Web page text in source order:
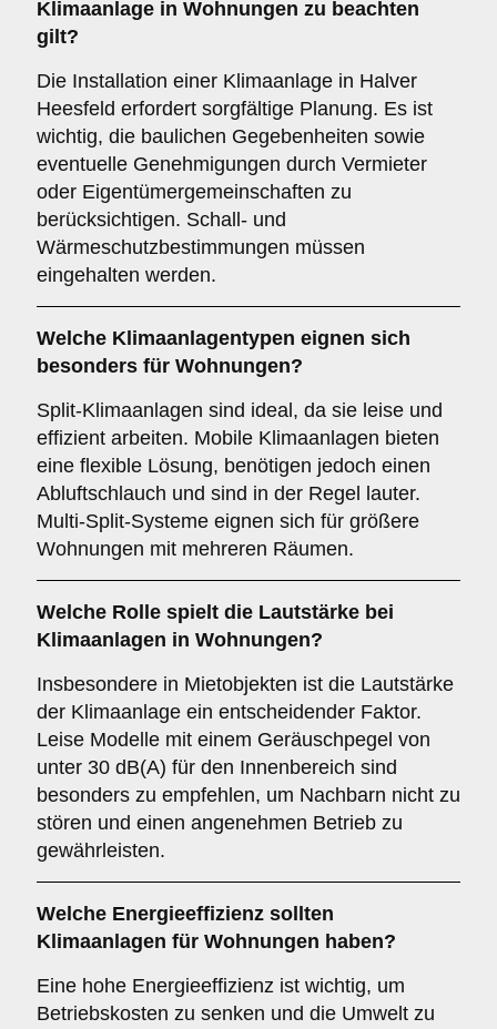
Klimaanlage in Wohnungen zu beachten
gilt?
Die Installation einer Klimaanlage in Halver
Heesfeld erfordert sorgfältige Planung. Es ist
wichtig, die baulichen Gegebenheiten sowie
eventuelle Genehmigungen durch Vermieter
oder Eigentümergemeinschaften zu
berücksichtigen. Schall- und
Wärmeschutzbestimmungen müssen
eingehalten werden.
Welche Klimaanlagentypen eignen sich
besonders für Wohnungen?
Split-Klimaanlagen sind ideal, da sie leise und
effizient arbeiten. Mobile Klimaanlagen bieten
eine flexible Lösung, benötigen jedoch einen
Abluftschlauch und sind in der Regel lauter.
Multi-Split-Systeme eignen sich für größere
Wohnungen mit mehreren Räumen.
Welche Rolle spielt die Lautstärke bei
Klimaanlagen in Wohnungen?
Insbesondere in Mietobjekten ist die Lautstärke
der Klimaanlage ein entscheidender Faktor.
Leise Modelle mit einem Geräuschpegel von
unter 30 dB(A) für den Innenbereich sind
besonders zu empfehlen, um Nachbarn nicht zu
stören und einen angenehmen Betrieb zu
gewährleisten.
Welche Energieeffizienz sollten
Klimaanlagen für Wohnungen haben?
Eine hohe Energieeffizienz ist wichtig, um
Betriebskosten zu senken und die Umwelt zu